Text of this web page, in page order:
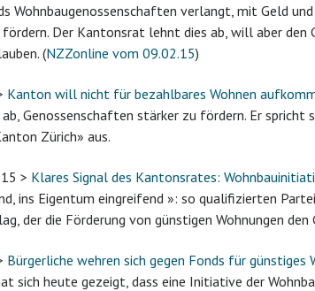
Wohnbaugenossenschaften verlangt, mit Geld
Der Kantonsrat lehnt dies ab, will aber den
(NZZonline vom 09.02.15)
Kanton will nicht für bezahlbares Wohnen
Genossenschaften stärker zu fördern. Er spricht
Zürich» aus.
> Klares Signal des Kantonsrates:
ins Eigentum eingreifend »: so qualifizierten
der die Förderung von günstigen Wohnungen den
Bürgerliche wehren sich gegen Fonds für günstiges
sich heute gezeigt, dass eine Initiative der